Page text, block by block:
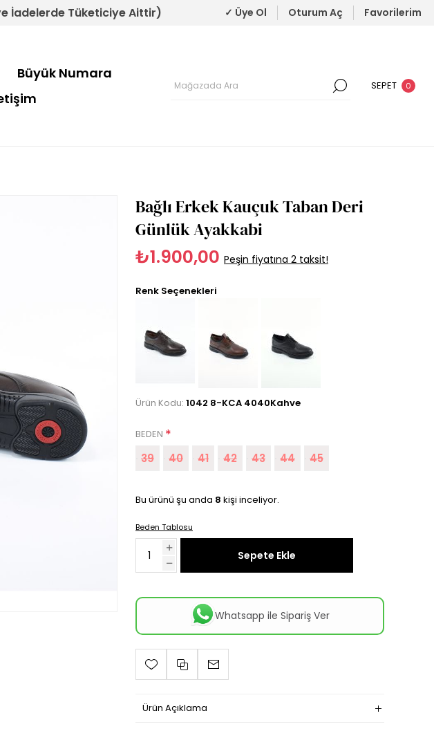
İadelerde Tüketiciye Aittir) ✓ Üye Ol Oturum Aç Favorilerim
Büyük Numara
SEPET 0
Bağlı Erkek Kauçuk Taban Deri
Günlük Ayakkabi
₺1.900,00 Peşin fiyatına 2 taksit!
Renk Seçenekleri
Ürün Kodu: 1042 8-KCA 4040Kahve
BEDEN *
39 40 41 42 43 44 45
Bu ürünü şu anda 8 kişi inceliyor.
Beden Tablosu
Sepete Ekle
Whatsapp ile Sipariş Ver
Ürün Açıklama